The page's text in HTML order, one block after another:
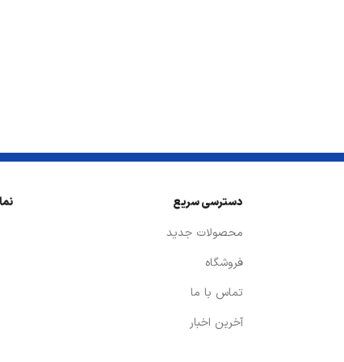
دسترسی سریع
محصولات جدید
فروشگاه
تماس با ما
آخرین اخبار